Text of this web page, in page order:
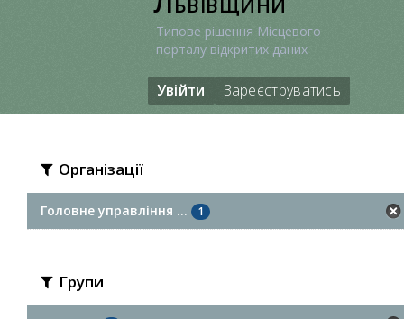
Типове рішення Місцевого
порталу відкритих даних
Увійти Зареєструватись
Організації
Головне управління ... 1
Групи